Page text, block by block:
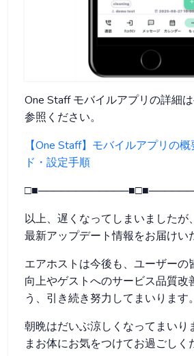
One Staff モバイルアプリの詳細
参照ください。
【One Staff】モバイルアプリの
ド・設定手順
以上、遅くなってしまいました
最新アップデート情報をお届けい
エアホストは今後も、ユーザーの
向上やゲストへのサービス品質改
う、引き続き努力してまいります。
朝晩はだいぶ涼しくなってまいり
まお体にお気をつけてお過ごしく